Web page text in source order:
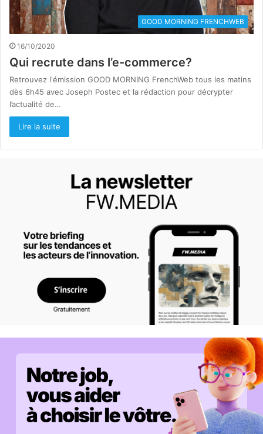
GOOD MORNING FRENCHWEB
16/10/2020
Qui recrute dans l’e-commerce?
Retrouvez l'émission GOOD MORNING FrenchWeb tous les matins
dès 6h45 avec Joseph Postec et la rédaction pour décrypter
l’actualité de…
Lire la suite